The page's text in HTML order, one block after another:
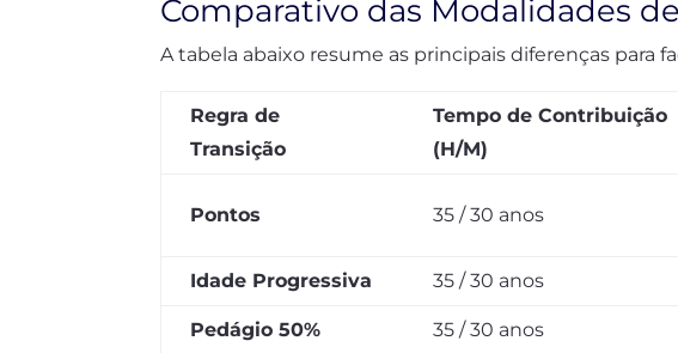
Comparativo das Modalidades
A tabela abaixo resume as principais diferenças para
Regra de
Transição
Tempo de Contribuição
(H/M)
Pontos 35 / 30 anos
Idade Progressiva 35 / 30 anos
Pedágio 50% 35 / 30 anos